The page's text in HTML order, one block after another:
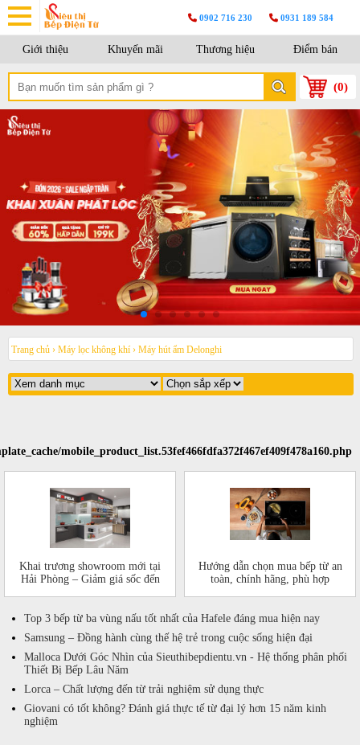
0902 716 230 0931 189 584
Giới thiệu Khuyến mãi Thương hiệu Điểm bán
(0)
Trang chủ › Máy lọc không khí › Máy hút ẩm Delonghi
mobile_product_list.53fef466fdfa372f467ef409f478a160.php
Khai trương showroom mới tại
Hải Phòng – Giảm giá sốc đến
Hướng dẫn chọn mua bếp từ an
toàn, chính hãng, phù hợp
Top 3 bếp từ ba vùng nấu tốt nhất của Hafele đáng mua hiện nay
Samsung – Đồng hành cùng thế hệ trẻ trong cuộc sống hiện đại
Malloca Dưới Góc Nhìn của Sieuthibepdientu.vn - Hệ thống phân phối
Thiết Bị Bếp Lâu Năm
Lorca – Chất lượng đến từ trải nghiệm sử dụng thực
Giovani có tốt không? Đánh giá thực tế từ đại lý hơn 15 năm kinh
nghiệm